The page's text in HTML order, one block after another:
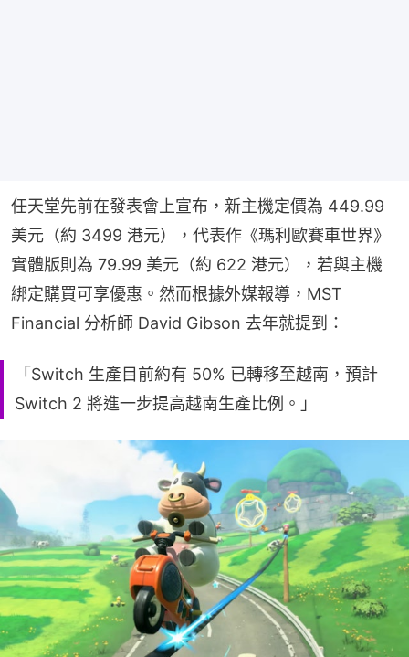
任天堂先前在發表會上宣布，新主機定價為 449.99
美元（約 3499 港元），代表作《瑪利歐賽車世界》
實體版則為 79.99 美元（約 622 港元），若與主機
綁定購買可享優惠。然而根據外媒報導，MST
Financial 分析師 David Gibson 去年就提到：
「Switch 生產目前約有 50% 已轉移至越南，預計
Switch 2 將進一步提高越南生產比例。」